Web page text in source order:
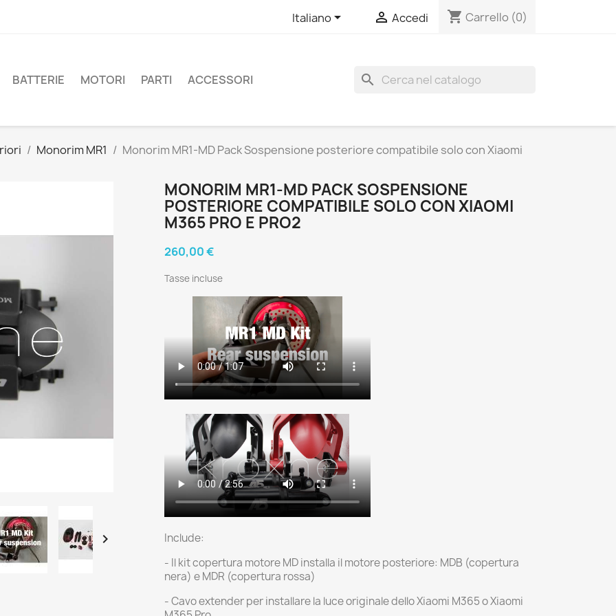
Italiano  Accedi shopping_cart Carrello (0)
BATTERIE MOTORI PARTI ACCESSORI search
Monorim MR1 Monorim MR1-MD Pack Sospensione posteriore compatibile solo con Xiaomi

MONORIM MR1-MD PACK SOSPENSIONE
POSTERIORE COMPATIBILE SOLO CON XIAOMI
M365 PRO E PRO2
260,00 €
Tasse incluse
Include:
- Il kit copertura motore MD installa il motore posteriore: MDB (copertura
nera) e MDR (copertura rossa)
- Cavo extender per installare la luce originale dello Xiaomi M365 o Xiaomi